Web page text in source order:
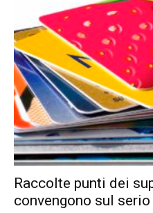
Raccolte punti dei
convengono sul serio